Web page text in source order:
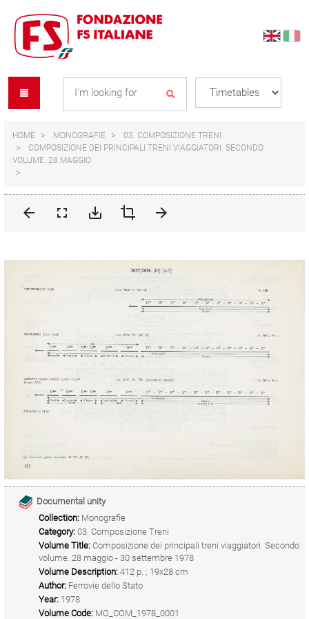
content
navigation
menu
HOME MONOGRAFIE
03. COMPOSIZIONE TRENI
COMPOSIZIONE DEI PRINCIPALI TRENI VIAGGIATORI. SECONDO
VOLUME. 28 MAGGIO
Documental unity
Collection: Monografie
Category: 03. Composizione Treni
Volume Title: Composizione dei principali treni viaggiatori. Secondo
volume. 28 maggio - 30 settembre 1978
Volume Description: 412 p. ; 19x28 cm
Author: Ferrovie dello Stato
Year: 1978
Volume Code: MO_COM_1978_0001